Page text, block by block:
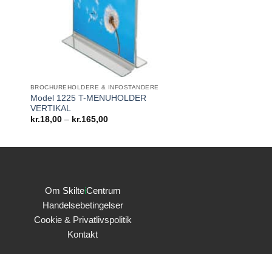
BROCHUREHOLDERE & INFOSTANDERE
Model 1225 T-MENUHOLDER
VERTIKAL
kr.18,00 – kr.165,00Prisinterval:
Om SkilteiCentrum
Handelsebetingelser
Cookie & Privatlivspolitik
Kontakt